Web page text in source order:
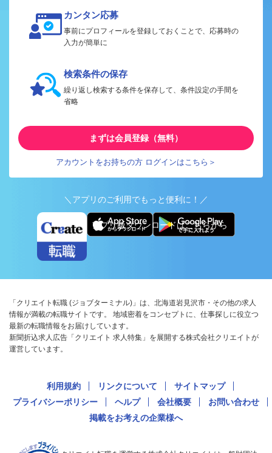
カンタン応募
事前にプロフィールを登録しておくことで、応募時の
入力が簡単に
検索条件の保存
繰り返し検索する条件を保存して、条件設定の手間を
省略
まずは会員登録（無料）
アカウントをお持ちの方 ログインはこちら＞
＼アプリのご利用でもっと便利に！／
アプリ版ダウンロードはこちらから
「クリエイト転職 (ジョブターミナル)」は、北海道岩見沢市・その他の求人
情報が満載の転職サイトです。 地域密着をコンセプトに、仕事探しに役立つ
最新の転職情報をお届けしています。
新聞折込求人広告「クリエイト 求人特集」を展開する株式会社クリエイトが
運営しています。
利用規約 リンクについて
サイトマップ
プライバシーポリシー
ヘルプ 会社概要
お問い合わせ
掲載をお考えの企業様へ